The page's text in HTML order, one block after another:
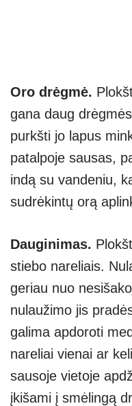
Oro drėgmė.
gana daug
purkšti jo lapus
patalpoje sausas,
indą su vandeniu,
sudrėkintų orą
Dauginimas.
stiebo nareliais.
geriau nuo
nulaužimo jis
galima apdoroti
nareliai vienai ar
sausoje vietoje
įkišami į smėlingą